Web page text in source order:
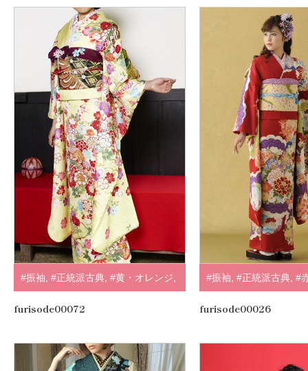
#振袖 #正統派古典 #黄・オレンジ
furisode00072
#振袖 #正統派古典 #
furisode00026